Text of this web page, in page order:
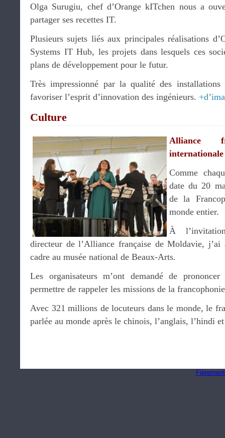
Olga Surugiu, chef d’Orange kITchen nous a
partager ses recettes IT.
Plusieurs sujets liés aux principales réalisations
Systems IT Hub, les projets dans lesquels ces
plans de développement pour le futur.
Très impressionné par la qualité des
favoriser l’esprit d’innovation des ingénieurs.
Culture
Alliance
Comme
date du 20
de la
monde entier.
À
directeur de l’Alliance française de Moldavie, j’ai
cadre au musée national de Beaux-Arts.
Les organisateurs m’ont demandé de
permettre de rappeler les missions de la
Avec 321 millions de locuteurs dans le monde, le
parlée au monde après le chinois, l’anglais, l’hindi